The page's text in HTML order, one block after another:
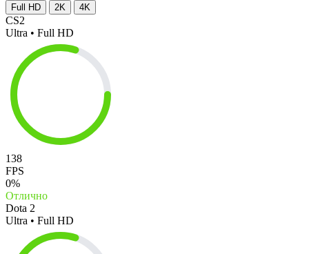
Full HD 2K 4K
CS2
Ultra • Full HD
138
FPS
0%
Отлично
Dota 2
Ultra • Full HD